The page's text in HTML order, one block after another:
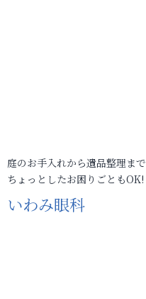
庭のお手入れから遺品整理まで
ちょっとしたお困りごともOK!
いわみ眼科